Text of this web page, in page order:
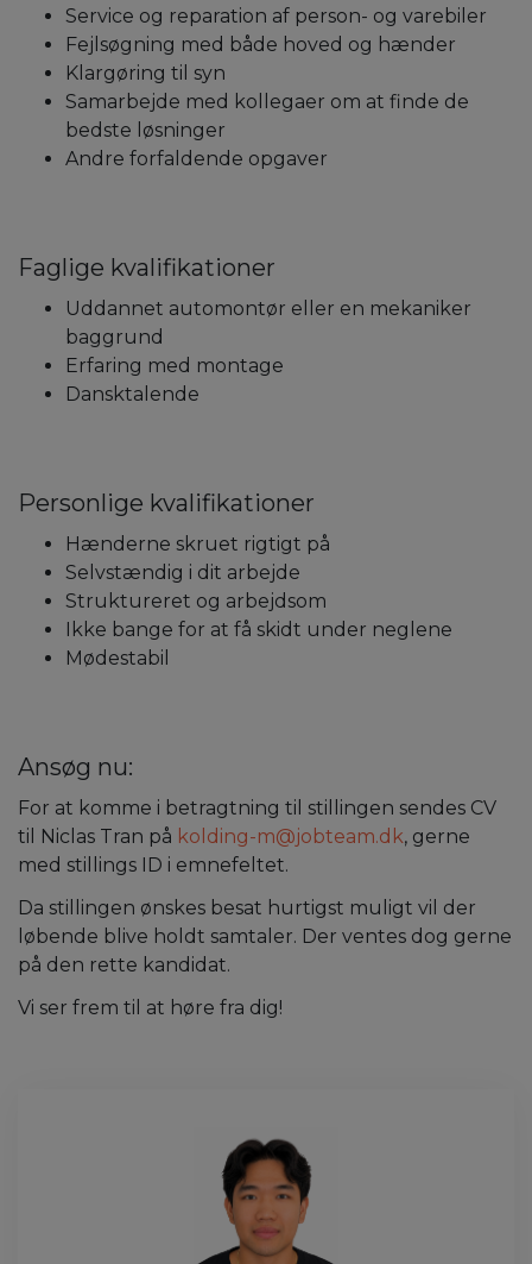
Service og reparation af person- og varebiler
Fejlsøgning med både hoved og hænder
Klargøring til syn
Samarbejde med kollegaer om at finde de
bedste løsninger
Andre forfaldende opgaver
Faglige kvalifikationer
Uddannet automontør eller en mekaniker
baggrund
Erfaring med montage
Dansktalende
Personlige kvalifikationer
Hænderne skruet rigtigt på
Selvstændig i dit arbejde
Struktureret og arbejdsom
Ikke bange for at få skidt under neglene
Mødestabil
Ansøg nu:
For at komme i betragtning til stillingen sendes CV
til Niclas Tran på kolding-m@jobteam.dk, gerne
med stillings ID i emnefeltet.
Da stillingen ønskes besat hurtigst muligt vil der
løbende blive holdt samtaler. Der ventes dog gerne
på den rette kandidat.
Vi ser frem til at høre fra dig!